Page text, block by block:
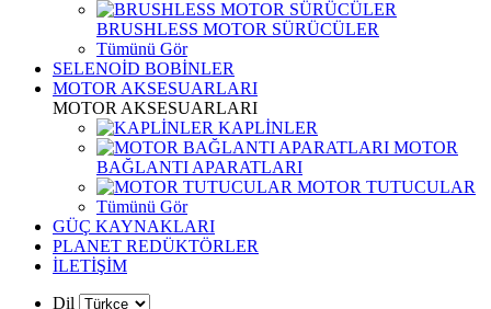
BRUSHLESS MOTOR SÜRÜCÜLER
Tümünü Gör
SELENOİD BOBİNLER
MOTOR AKSESUARLARI
MOTOR AKSESUARLARI
KAPLİNLER
MOTOR
BAĞLANTI APARATLARI
MOTOR TUTUCULAR
Tümünü Gör
GÜÇ KAYNAKLARI
PLANET REDÜKTÖRLER
İLETİŞİM
Dil